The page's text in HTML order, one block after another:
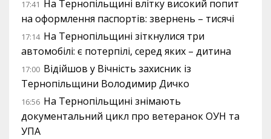
17:41 На Тернопільщині влітку високий попит
на оформлення паспортів: звернень – тисячі
17:14 На Тернопільщині зіткнулися три
автомобілі: є потерпілі, серед яких – дитина
17:00 Відійшов у Вічність захисник із
Тернопільщини Володимир Дичко
16:56 На Тернопільщині знімають
документальний цикл про ветеранок ОУН та
УПА